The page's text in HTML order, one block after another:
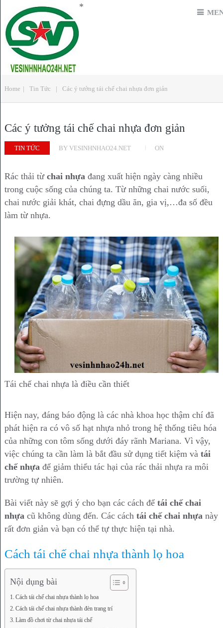
*
Home | Tin Tức | Các ý tưởng tái chế chai nhựa đơn giản
Các ý tưởng tái chế chai nhựa đơn giản
TIN TỨC BY VESINHNHAO24.NET ON
Rác thải từ chai nhựađang xuất hiện ngày càng nhiều
trong cuộc sống của chúng ta. Từ những chai nước suối,
chai nước giải khát, chai đựng dầu ăn, gia vị,…đa số đều
làm từ nhựa.
Tái chế chai nhựa là điều cần thiết
Hiện nay, đáng báo động là các nhà khoa học thậm chí đã
phát hiện ra có vô số hạt nhựa nhỏ trong hệ thống tiêu hóa
của những con tôm sống dưới đáy rãnh Mariana. Vì vậy,
việc chúng ta cần làm là bắt đầu sử dụng tiết kiệm và tái
chế nhựađể giảm thiểu tác hại của rác thải nhựa ra môi
trường tự nhiên.
Bài viết này sẽ gợi ý cho bạn các cách để tái chế chai
nhựacũ không dùng đến. Các cách tái chế chai nhựanày
rất đơn giản và bạn có thể tự thực hiện tại nhà.
Cách tái chế chai nhựa thành lọ hoa
Nội dụng bài
Cách tái chế chai nhựa thành lọ hoa
Cách tái chế chai nhựa thành đèn trang trí
Làm đồ chơi từ chai nhựa tái chế